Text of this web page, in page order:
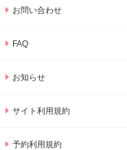
お問い合わせ
FAQ
お知らせ
サイト利用規約
予約利用規約